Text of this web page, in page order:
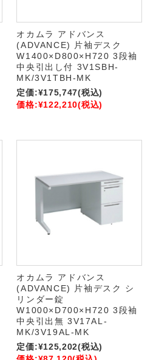
オカムラ アドバンス
(ADVANCE) 片袖デスク
W1400×D800×H720 3段袖
中央引出し付 3V1SBH-
MK/3V1TBH-MK
定価:¥175,747(税込)
価格:¥122,210(税込)
オカムラ アドバンス
(ADVANCE) 片袖デスク シ
リンダー錠
W1000×D700×H720 3段袖
中央引出無 3V17AL-
MK/3V19AL-MK
定価:¥125,202(税込)